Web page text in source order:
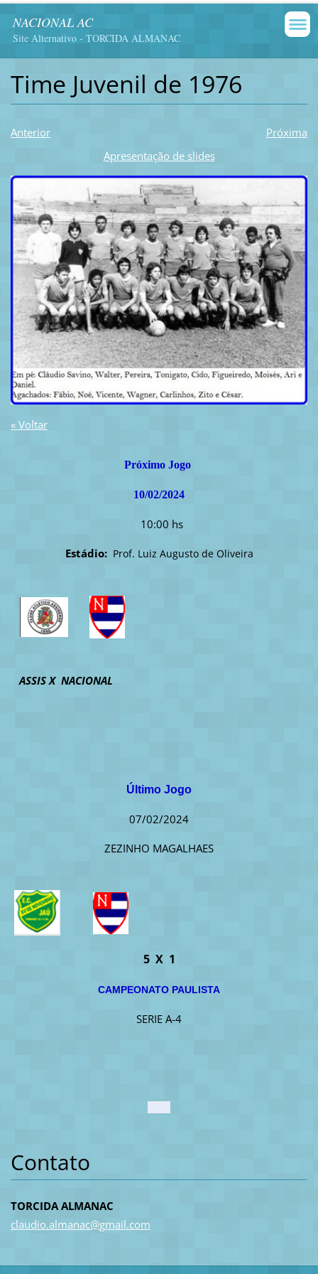
NACIONAL AC
Site Alternativo - TORCIDA ALMANAC
Time Juvenil de 1976
Anterior
Próxima
Apresentação de slides
« Voltar
Próximo Jogo
10/02/2024
10:00 hs
Estádio: Prof. Luiz Augusto de Oliveira
ASSIS X NACIONAL
Último Jogo
07/02/2024
ZEZINHO MAGALHAES
5 X 1
CAMPEONATO PAULISTA
SERIE A-4
Contato
TORCIDA ALMANAC
claudio.almanac@gmail.com